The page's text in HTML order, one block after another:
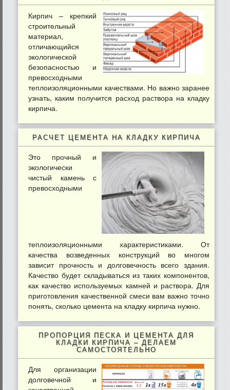
Кирпич – крепкий
строительный
материал,
отличающийся
экологической
безопасностью и
превосходными
теплоизоляционными качествами. Но важно заранее
узнать, каким получится расход раствора на кладку
кирпича.
РАСЧЕТ ЦЕМЕНТА НА КЛАДКУ КИРПИЧА
Это прочный и
экологически
чистый камень с
превосходными
теплоизоляционными характеристиками. От
качества возведенных конструкций во многом
зависит прочность и долговечность всего здания.
Качество будет складываться из таких компонентов,
как качество используемых камней и раствора. Для
приготовления качественной смеси вам важно точно
понять, сколько цемента на кладку кирпича нужно.
ПРОПОРЦИЯ ПЕСКА И ЦЕМЕНТА ДЛЯ
КЛАДКИ КИРПИЧА – ДЕЛАЕМ
САМОСТОЯТЕЛЬНО
Для организации
долговечной и